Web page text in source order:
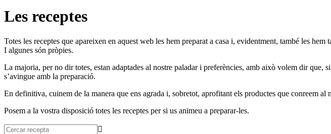
Les receptes
Totes les receptes que apareixen en aquest web les hem preparat a casa i, evidentment, també les
I algunes són pròpies.
La majoria, per no dir totes, estan adaptades al nostre paladar i preferències, amb això volem dir
s’avingue amb la preparació.
En definitiva, cuinem de la manera que ens agrada i, sobretot, aprofitant els productes que conreem al
Posem a la vostra disposició totes les receptes per si us animeu a preparar-les.
